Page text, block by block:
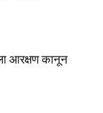
आरक्षण कानून